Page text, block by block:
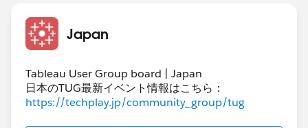
＞ダッシュボードに表示している他のワークシートにも
同フィルターを適用させたいです。
Japan
Tableau User Group board | Japan
日本のTUG最新イベント情報はこちら：
https://techplay.jp/community_group/tug